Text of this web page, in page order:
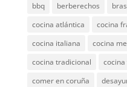
bbq
berberechos
cocina atlántica
cocina
cocina italiana
cocina
cocina tradicional
cocina
comer en coruña